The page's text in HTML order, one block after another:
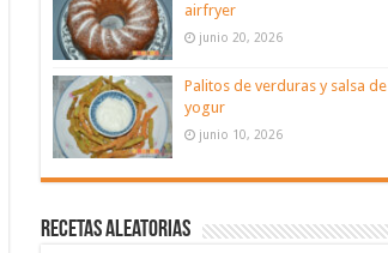
airfryer
junio 20, 2026
Palitos de verduras y salsa de
yogur
junio 10, 2026
Recetas aleatorias